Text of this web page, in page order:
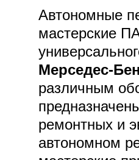
Автономные
мастерские
Мерседес-
различным
ремонтных и
автономном